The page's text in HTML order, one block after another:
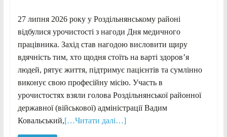
27 липня 2026 року у Роздільнянському районі
відбулися урочистості з нагоди Дня медичного
працівника. Захід став нагодою висловити щиру
вдячність тим, хто щодня стоїть на варті здоров’я
людей, рятує життя, підтримує пацієнтів та сумлінно
виконує свою професійну місію. Участь в
урочистостях взяли голова Роздільнянської районної
державної (військової) адміністрації Вадим
Ковальський,[…Читати далі…]